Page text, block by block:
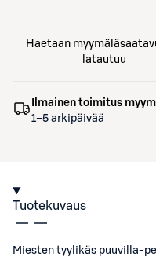
Haetaan
latautuu
Ilmainen toimitus
1–5 arkipäivää
Tuotekuvaus
Miesten tyylikäs puuvilla-